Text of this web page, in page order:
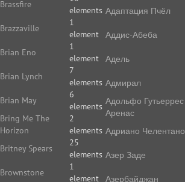
Brassfire
elements
Brazzaville
1
element
Brian Eno
1
element
Brian Lynch
7
elements
Brian May
6
elements
Bring Me The
Horizon
2
elements
Britney Spears
25
elements
Brownstone
1
element
Адаптация Пчёл
Аддис-Абеба
Адель
Адмирал
Адольфо Гутьеррес
Аренас
Адриано Челентано
Азер Заде
Азербайджан